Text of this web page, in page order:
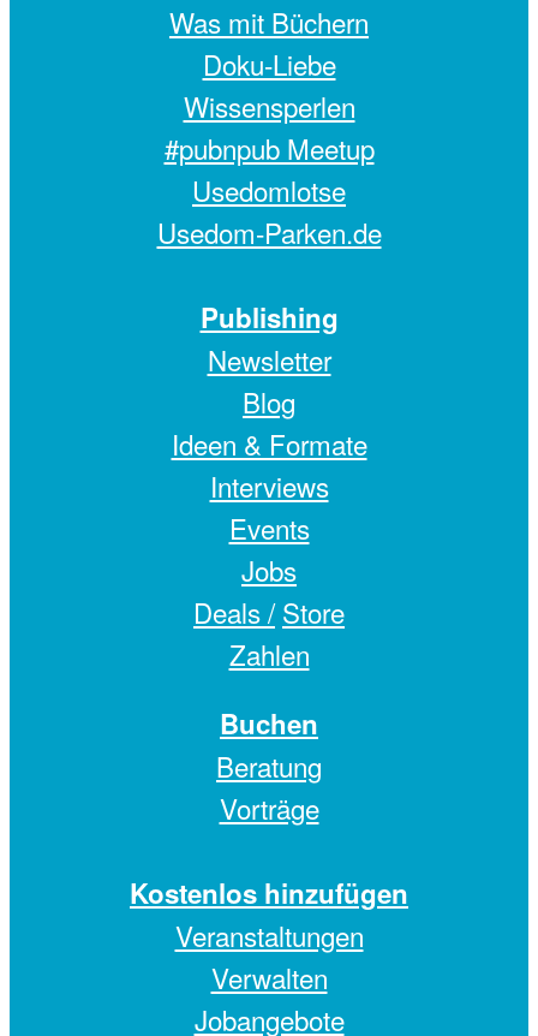
Was mit Büchern
Doku-Liebe
Wissensperlen
#pubnpub Meetup
Usedomlotse
Usedom-Parken.de
Publishing
Newsletter
Blog
Ideen & Formate
Interviews
Events
Jobs
Deals / Store
Zahlen
Buchen
Beratung
Vorträge
Kostenlos hinzufügen
Veranstaltungen
Verwalten
Jobangebote